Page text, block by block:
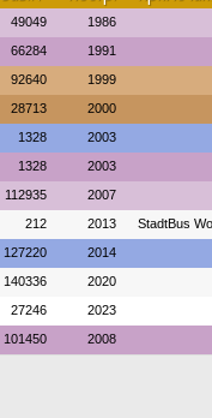
49049 1986
66284 1991
92640 1999
28713 2000
1328 2003
1328 2003
112935 2007
212 2013 StadtBus
127220 2014
140336 2020
27246 2023
101450 2008